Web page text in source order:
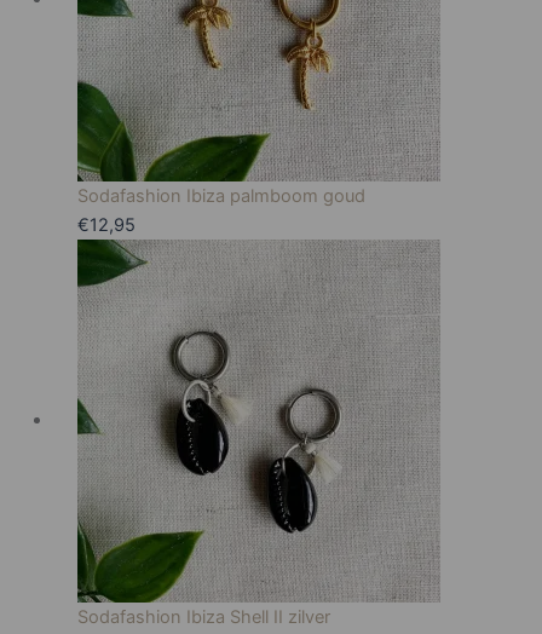
Sodafashion Ibiza palmboom goud
€12,95
Sodafashion Ibiza Shell II zilver